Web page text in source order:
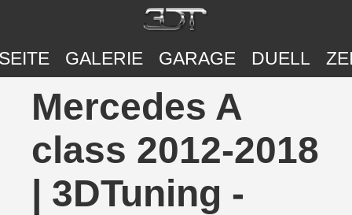
GALERIE GARAGE DUELL
Mercedes A
class 2012-2018
| 3DTuning -